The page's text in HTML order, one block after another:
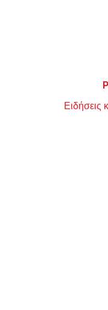
Ειδήσεις